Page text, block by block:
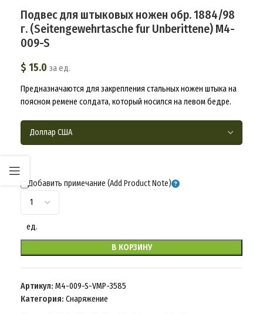
Подвес для штыковых ножен обр. 1884/98
г. (Seitengewehrtasche fur Unberittene) M4-
009-S
$ 15.0 за ед.
Предназначаются для закрепления стальных ножен штыка на
поясном ремене солдата, который носился на левом бедре.
Добавить примечание (Add Product Note)
ед.
В КОРЗИНУ
Артикул: M4-009-S-VMP-3585
Категория: Снаряжение